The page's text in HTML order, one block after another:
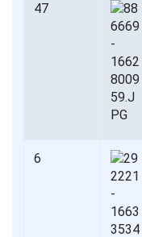
47
6